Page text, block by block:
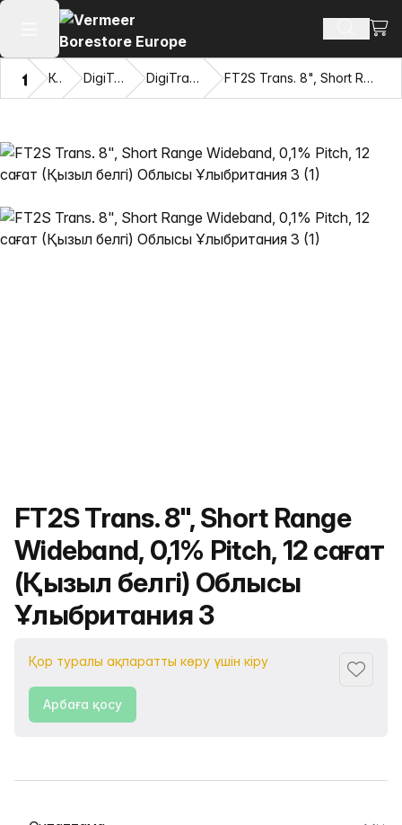
Негізгі мәзірді ашу Іздеу
ҮйКаталог DigiTrak® таратқыштары DigiTrak Falcon F2™ таратқыштары FT2S Trans. 8", Short Range Wideband, 0,1% Pitch, 12 сағат (Қызыл белгі) Облысы Ұлыбритания 3
Өнімнің атауы
FT2S Trans. 8", Short Range
Wideband, 0,1% Pitch, 12 сағат
(Қызыл белгі) Облысы
Ұлыбритания 3
Қор туралы ақпаратты көру үшін кіру
Арбаға қосу
Қойындыны таңдау